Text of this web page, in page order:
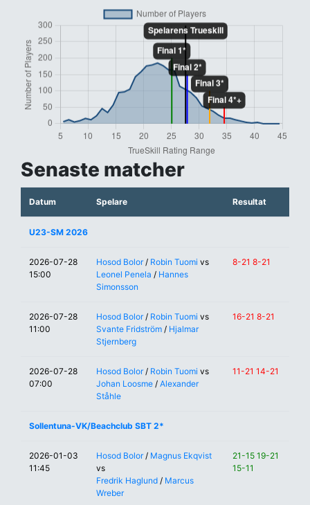
Senaste matcher
Datum Spelare Resultat
U23-SM 2026
2026-07-28
15:00
Hosod Bolor/ Robin Tuomi vs
Leonel Penela / Hannes
Simonsson
8-21 8-21
2026-07-28
11:00
Hosod Bolor/ Robin Tuomi vs
Svante Fridström / Hjalmar
Stjernberg
16-21 8-21
2026-07-28
07:00
Hosod Bolor/ Robin Tuomi vs
Johan Loosme / Alexander
Ståhle
11-21 14-21
Sollentuna-VK/Beachclub SBT 2*
2026-01-03
11:45
Hosod Bolor/ Magnus Ekqvist
vs
Fredrik Haglund / Marcus
Wreber
21-15 19-21
15-11